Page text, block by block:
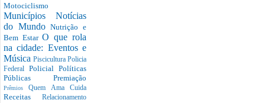
Motociclismo
Municípios Notícias
do MundoNutrição e
Bem EstarO que rola
na cidade: Eventos e
Música Piscicultura Policia
Federal Policial Políticas
Públicas Premiação
PrêmiosQuem Ama Cuida
Receitas Relacionamento